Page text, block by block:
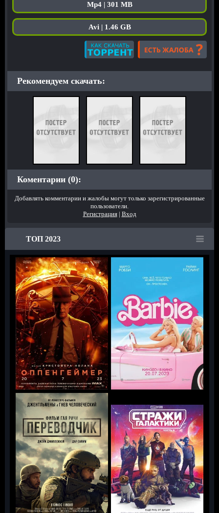
Mp4 | 301 MB
Avi | 1.46 GB
Рекомендуем скачать:
Коментарии (0):
Добавлять комментарии и жалобы могут только зарегистрированные
пользователи.
Регистрация| Вход
ТОП 2023